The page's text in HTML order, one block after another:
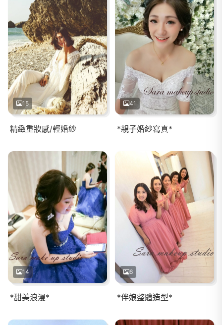
15
精緻重妝感/輕婚紗
41
*親子婚紗寫真*
14
*甜美浪漫*
6
*伴娘整體造型*